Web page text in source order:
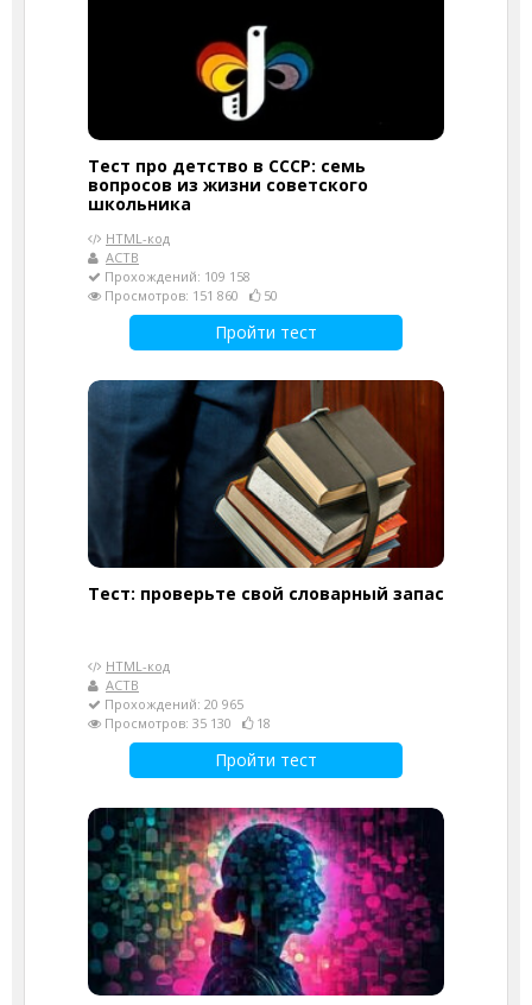
Тест про детство в СССР: семь
вопросов из жизни советского
школьника
HTML-код
АСТВ
Прохождений: 109 158
Просмотров: 151 860
50
Пройти тест
Тест: проверьте свой словарный запас
HTML-код
АСТВ
Прохождений: 20 965
Просмотров: 35 130
18
Пройти тест